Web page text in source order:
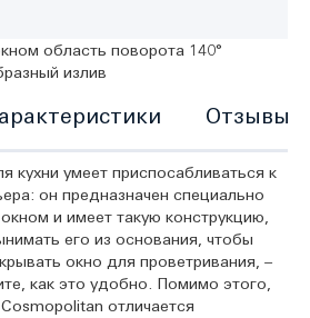
область поворота 140°
излив
кухни умеет приспосабливаться к
он предназначен специально
и имеет такую конструкцию,
его из основания, чтобы
окно для проветривания, –
как это удобно. Помимо этого,
отличается
Отзывы